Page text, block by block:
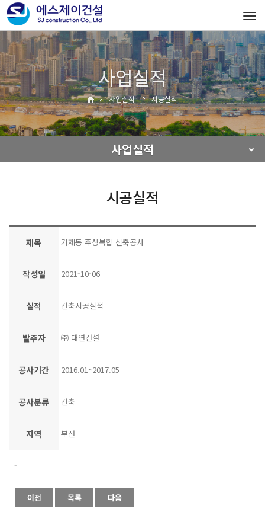
사업실적
사업실적 시공실적
사업실적
시공실적
제목 거제동 주상복합 신축공사
작성일 2021-10-06
실적 건축시공실적
발주자 ㈜ 대연건설
공사기간 2016.01~2017.05
공사분류 건축
지역 부산
-